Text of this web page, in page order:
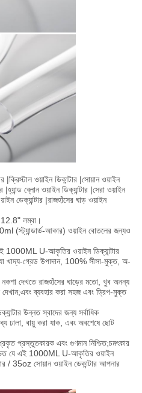
ওয়াইন ডিকান্টার |সোয়ান ওয়াইন
|হ্যান্ড ব্লোন ওয়াইন ডিক্যান্টার |সেরা ওয়াইন
ডেক্যান্টার |রাজহাঁসের ঘাড় ওয়াইন
লম্বা।
(স্ট্যান্ডার্ড-আকার) ওয়াইন বোতলের জন্যও
1000ML U-আকৃতির ওয়াইন ডিক্যান্টার
যা খাদ্য-গ্রেড উপাদান, 100% সীসা-মুক্ত, অ-
দেখতে রাজহাঁসের ঘাড়ের মতো, খুব অনন্য
দেখান;এবং ব্যবহার করা সহজ এবং ড্রিপ-মুক্ত
উন্নত স্বাদের জন্য সর্বাধিক
ঢালা, বায়ু করা যাক, এবং অবশেষে ছোট
প্রস্তুতকারক এবং গুণমান নিশ্চিত;চমৎকার
যে এই 1000ML U-আকৃতির ওয়াইন
/ 35oz সোয়ান ওয়াইন ডেকান্টার আপনার